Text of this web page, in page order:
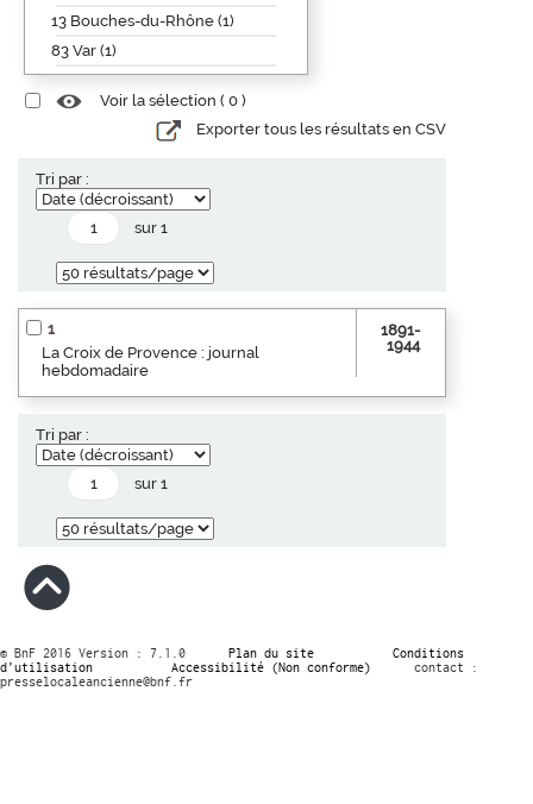
13 Bouches-du-Rhône (1)
83 Var (1)
Voir la sélection ( 0 )
Exporter tous les résultats en CSV
Tri par :
sur 1
1
La Croix de Provence : journal
hebdomadaire
1891-
1944
Tri par :
sur 1
© BnF 2016 Version : 7.1.0 Plan du site
Conditions
d’utilisation
Accessibilité (Non conforme)
contact :
presselocaleancienne@bnf.fr